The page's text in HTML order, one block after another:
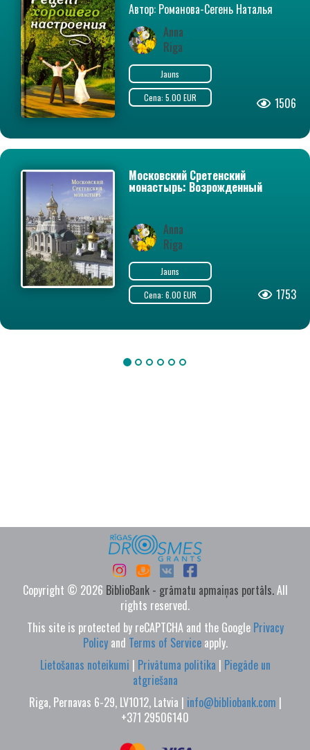
Автор: Романова-Сегень Наталья
Владимировна
Anna
Riga
Jauns
Cena: 5.00 EUR
1506
Московский Сретенский
монастырь: Возрожденный
трудом и молитвой.
Anna
Riga
Jauns
Cena: 6.00 EUR
1753
Copyright © 2026 BiblioBank - grāmatu apmaiņas portāls.All
rights reserved.
This site is protected by reCAPTCHA and the Google Privacy
Policyand Terms of Serviceapply.
Lietošanas noteikumi | Privātuma politika | Piegāde un
atgriešana
Riga, Pernavas 6-29, LV1012, Latvia | info@bibliobank.com |
+371 29506140